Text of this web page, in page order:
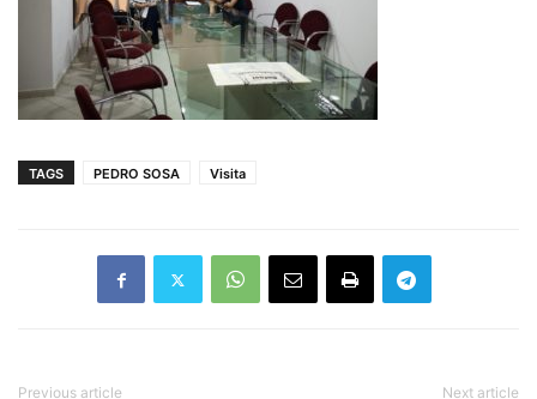
TAGS PEDRO SOSA Visita
Previous article Next article